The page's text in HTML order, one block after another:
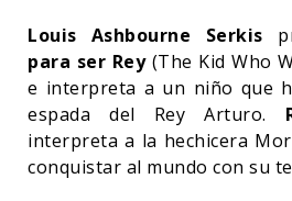
Louis Ashbourne Serkis
para ser Rey(The Kid Who
e interpreta a un niño que
espada del Rey Arturo.
interpreta a la hechicera
conquistar al mundo con su